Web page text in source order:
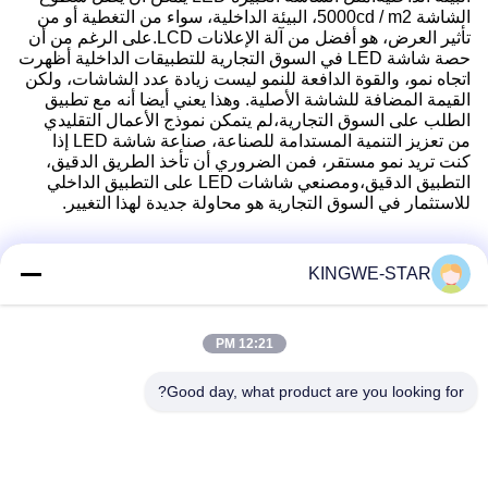
الشاشة 5000cd / m2، البيئة الداخلية، سواء من التغطية أو من
تأثير العرض، هو أفضل من آلة الإعلانات LCD.على الرغم من أن
حصة شاشة LED في السوق التجارية للتطبيقات الداخلية أظهرت
اتجاه نمو، والقوة الدافعة للنمو ليست زيادة عدد الشاشات، ولكن
القيمة المضافة للشاشة الأصلية. وهذا يعني أيضا أنه مع تطبيق
الطلب على السوق التجارية،لم يتمكن نموذج الأعمال التقليدي
من تعزيز التنمية المستدامة للصناعة، صناعة شاشة LED إذا
كنت تريد نمو مستقر، فمن الضروري أن تأخذ الطريق الدقيق،
التطبيق الدقيق،ومصنعي شاشات LED على التطبيق الداخلي
للاستثمار في السوق التجارية هو محاولة جديدة لهذا التغيير.
الطابق الرابع، المبنى الرابع، منطقة شينتانغ الصناعية، بايشيشيا،
KINGWE-STAR
12:21 PM
Good day, what product are you looking for?